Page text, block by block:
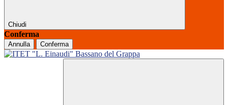
Chiudi
Conferma
Annulla Conferma